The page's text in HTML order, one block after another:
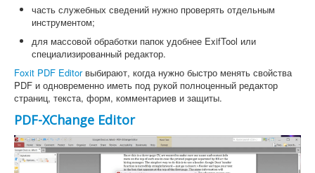
часть служебных сведений нужно проверять отдельным
инструментом;
для массовой обработки папок удобнее ExifTool или
специализированный редактор.
Foxit PDF Editorвыбирают, когда нужно быстро менять свойства
PDF и одновременно иметь под рукой полноценный редактор
страниц, текста, форм, комментариев и защиты.
PDF-XChange Editor